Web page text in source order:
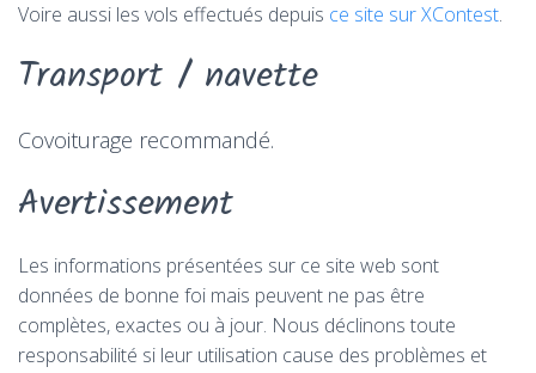
Voire aussi les vols effectués depuis ce site sur XContest.
Transport / navette
Covoiturage recommandé.
Avertissement
Les informations présentées sur ce site web sont
données de bonne foi mais peuvent ne pas être
complètes, exactes ou à jour. Nous déclinons toute
responsabilité si leur utilisation cause des problèmes et